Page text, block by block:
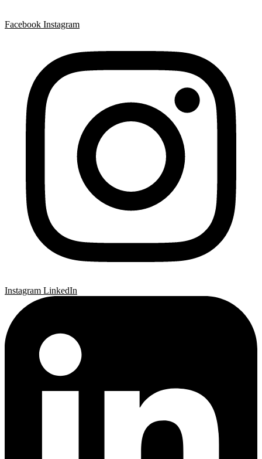
Facebook Instagram
Instagram LinkedIn